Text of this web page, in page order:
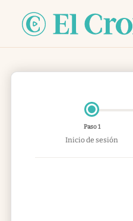
Paso 1
Inicio de sesión